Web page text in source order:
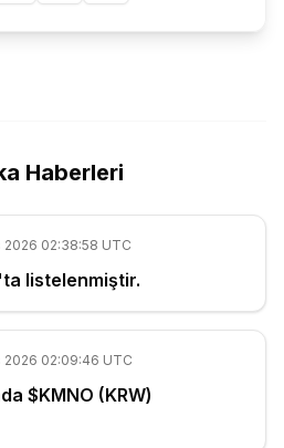
Haberleri
2026 02:38:58 UTC
listelenmiştir.
2026 02:09:46 UTC
$KMNO (KRW)